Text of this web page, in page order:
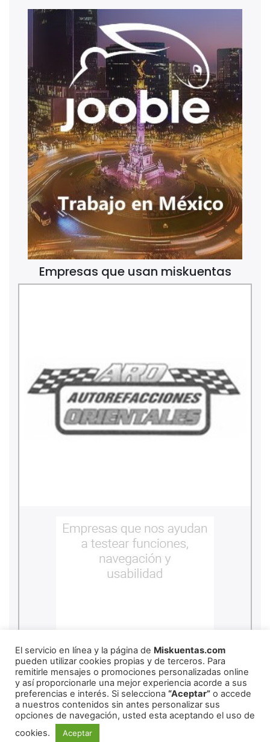
Empresas que usan miskuentas
REDES SOCIALES
El servicio en línea y la página de Miskuentas.com
pueden utilizar cookies propias y de terceros. Para
remitirle mensajes o promociones personalizadas online
y así proporcionarle una mejor experiencia acorde a sus
preferencias e interés. Si selecciona “Aceptar” o accede
a nuestros contenidos sin antes personalizar sus
opciones de navegación, usted esta aceptando el uso de
cookies.
Aceptar